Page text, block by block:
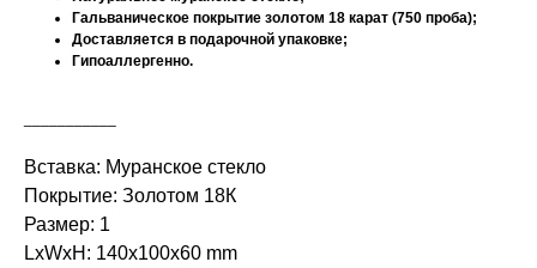
Гальваническое покрытие золотом 18 карат (750 проба);
Доставляется в подарочной упаковке;
Гипоаллергенно.
Вставка: Муранское стекло
Покрытие: Золотом 18К
Размер: 1
LxWxH: 140x100x60 mm